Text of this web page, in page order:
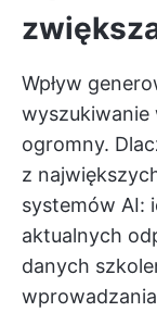
Wpływ
wyszukiwanie
ogromny.
z
systemów AI:
aktualnych
danych